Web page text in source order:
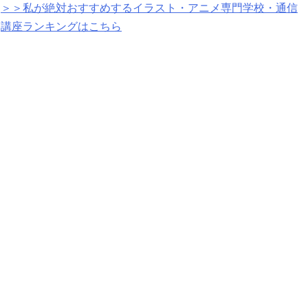
＞＞私が絶対おすすめするイラスト・アニメ専門学校・通信
講座ランキングはこちら